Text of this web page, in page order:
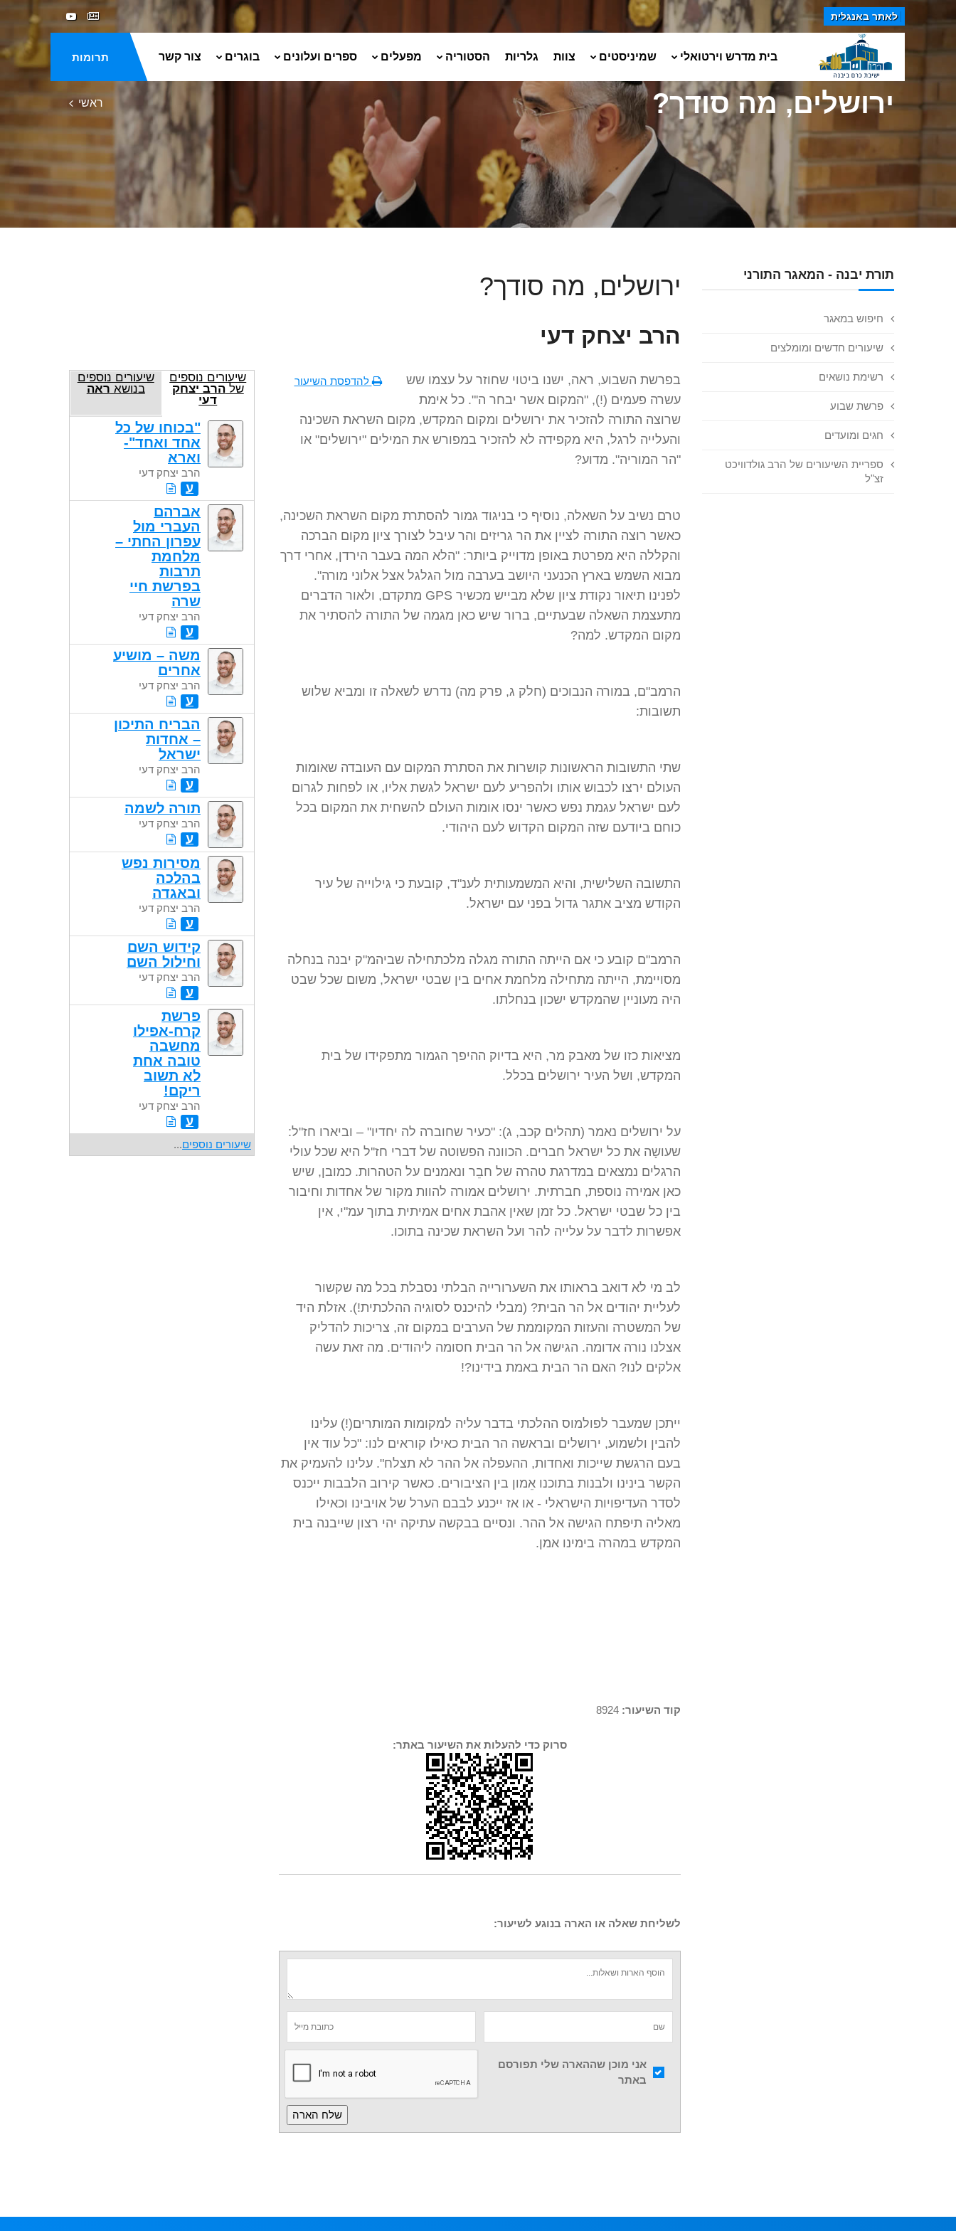
לאתר באנגלית
תרומות בית מדרש וירטואלי שמיניסטים צוות גלריות הסטוריה מפעלים ספרים ועלונים בוגרים צור קשר
ירושלים, מה סודך? ראשי
תורת יבנה - המאגר התורני
חיפוש במאגר
שיעורים חדשים ומומלצים
רשימת נושאים
פרשת שבוע
חגים ומועדים
ספריית השיעורים של הרב גולדוויכט
זצ"ל
ירושלים, מה סודך?
הרב יצחק דעי
להדפסת השיעור
בפרשת השבוע, ראה, ישנו ביטוי שחוזר על עצמו שש
עשרה פעמים (!), "המקום אשר יבחר ה'". כל אימת
שרוצה התורה להזכיר את ירושלים ומקום המקדש, מקום השראת השכינה
והעלייה לרגל, היא מקפידה לא להזכיר במפורש את המילים "ירושלים" או
"הר המוריה". מדוע?
טרם נשיב על השאלה, נוסיף כי בניגוד גמור להסתרת מקום השראת השכינה,
כאשר רוצה התורה לציין את הר גריזים והר עיבל לצורך ציון מקום הברכה
והקללה היא מפרטת באופן מדוייק ביותר: "הלא המה בעבר הירדן, אחרי דרך
מבוא השמש בארץ הכנעני היושב בערבה מול הגלגל אצל אלוני מורה".
לפנינו תיאור נקודת ציון שלא מבייש מכשיר GPS מתקדם, ולאור הדברים
מתעצמת השאלה שבעתיים, ברור שיש כאן מגמה של התורה להסתיר את
מקום המקדש. למה?
הרמב"ם, במורה הנבוכים (חלק ג, פרק מה) נדרש לשאלה זו ומביא שלוש
תשובות:
שתי התשובות הראשונות קושרות את הסתרת המקום עם העובדה שאומות
העולם ירצו לכבוש אותו ולהפריע לעם ישראל לגשת אליו, או לפחות לגרום
לעם ישראל עגמת נפש כאשר ינסו אומות העולם להשחית את המקום בכל
כוחם ביודעם שזה המקום הקדוש לעם היהודי.
התשובה השלישית, והיא המשמעותית לענ"ד, קובעת כי גילוייה של עיר
הקודש מציב אתגר גדול בפני עם ישראל.
הרמב"ם קובע כי אם הייתה התורה מגלה מלכתחילה שביהמ"ק יבנה בנחלה
מסויימת, הייתה מתחילה מלחמת אחים בין שבטי ישראל, משום שכל שבט
היה מעוניין שהמקדש ישכון בנחלתו.
מציאות כזו של מאבק מר, היא בדיוק ההיפך הגמור מתפקידו של בית
המקדש, ושל העיר ירושלים בכלל.
על ירושלים נאמר (תהלים קכב, ג): "כעיר שחוברה לה יחדיו" – וביארו חז"ל:
שעושָה את כל ישראל חברים. הכוונה הפשוטה של דברי חז''ל היא שכל עולי
הרגלים נמצאים במדרגת טהרה של חבֵר ונאמנים על הטהרות. כמובן, שיש
כאן אמירה נוספת, חברתית. ירושלים אמורה להוות מקור של אחדות וחיבור
בין כל שבטי ישראל. כל זמן שאין אהבת אחים אמיתית בתוך עמ"י, אין
אפשרות לדבר על עלייה להר ועל השראת שכינה בתוכו.
לב מי לא דואב בראותו את השערורייה הבלתי נסבלת בכל מה שקשור
לעליית יהודים אל הר הבית? (מבלי להיכנס לסוגיה ההלכתית!). אזלת היד
של המשטרה והעזות המקוממת של הערבים במקום זה, צריכות להדליק
אצלנו נורה אדומה. הגישה אל הר הבית חסומה ליהודים. מה זאת עשה
אלקים לנו? האם הר הבית באמת בידינו?!
ייתכן שמעבר לפולמוס ההלכתי בדבר עליה למקומות המותרים(!) עלינו
להבין ולשמוע, ירושלים ובראשה הר הבית כאילו קוראים לנו: "כל עוד אין
בעם הרגשת שייכות ואחדות, ההעפלה אל ההר לא תצלח". עלינו להעמיק את
הקשר בינינו ולבנות בתוכנו אֵמון בין הציבורים. כאשר קירוב הלבבות ייכנס
לסדר העדיפויות הישראלי - או אז ייכנע לבבם הערל של אויבינו וכאילו
מאליה תיפתח הגישה אל ההר. ונסיים בבקשה עתיקה יהי רצון שייבנה בית
המקדש במהרה בימינו אמן.
קוד השיעור:
סרוק כדי להעלות את השיעור באתר:
לשליחת שאלה או הארה בנוגע לשיעור:
אני מוכן שההארה שלי תפורסם
באתר
שיעורים נוספים
שלהרב יצחק
דעי
שיעורים נוספים
בנושא ראה
"בכוחו של כל
אחד ואחד"-
וארא
הרב יצחק דעי
ע
אברהם
העברי מול
עפרון החתי –
מלחמת
תרבות
בפרשת חיי
שרה
הרב יצחק דעי
ע
משה – מושיע
אחרים
הרב יצחק דעי
ע
הבריח התיכון
– אחדות
ישראל
הרב יצחק דעי
ע
תורה לשמה
הרב יצחק דעי
ע
מסירות נפש
בהלכה
ובאגדה
הרב יצחק דעי
ע
קידוש השם
וחילול השם
הרב יצחק דעי
ע
פרשת
קרח-אפילו
מחשבה
טובה אחת
לא תשוב
ריקם!
הרב יצחק דעי
ע
שיעורים נוספים...